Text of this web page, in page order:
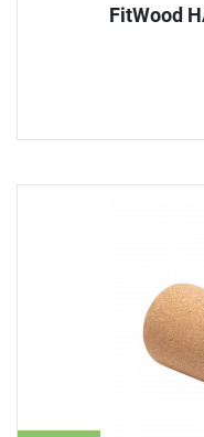
FitWood